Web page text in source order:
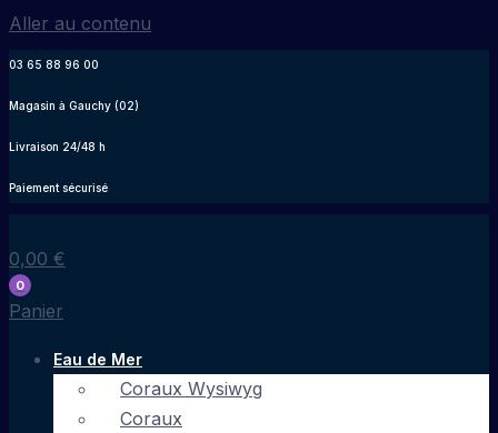
Aller au contenu
03 65 88 96 00
Magasin à Gauchy (02)
Livraison 24/48 h
Paiement sécurisé
0,00 €
0
Panier
Eau de Mer
Coraux Wysiwyg
Coraux